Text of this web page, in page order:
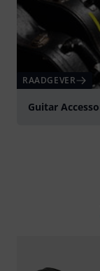
RAADGEVER
Guitar